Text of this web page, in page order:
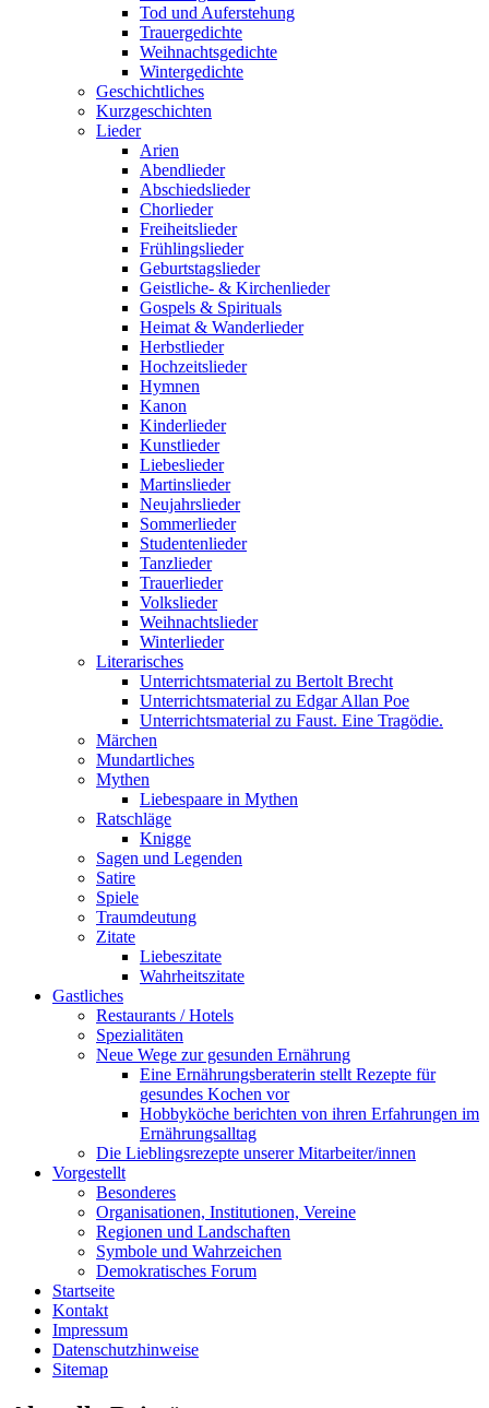
Tod und Auferstehung
Trauergedichte
Weihnachtsgedichte
Wintergedichte
Geschichtliches
Kurzgeschichten
Lieder
Arien
Abendlieder
Abschiedslieder
Chorlieder
Freiheitslieder
Frühlingslieder
Geburtstagslieder
Geistliche- & Kirchenlieder
Gospels & Spirituals
Heimat & Wanderlieder
Herbstlieder
Hochzeitslieder
Hymnen
Kanon
Kinderlieder
Kunstlieder
Liebeslieder
Martinslieder
Neujahrslieder
Sommerlieder
Studentenlieder
Tanzlieder
Trauerlieder
Volkslieder
Weihnachtslieder
Winterlieder
Literarisches
Unterrichtsmaterial zu Bertolt Brecht
Unterrichtsmaterial zu Edgar Allan Poe
Unterrichtsmaterial zu Faust. Eine Tragödie.
Märchen
Mundartliches
Mythen
Liebespaare in Mythen
Ratschläge
Knigge
Sagen und Legenden
Satire
Spiele
Traumdeutung
Zitate
Liebeszitate
Wahrheitszitate
Gastliches
Restaurants / Hotels
Spezialitäten
Neue Wege zur gesunden Ernährung
Eine Ernährungsberaterin stellt Rezepte für
gesundes Kochen vor
Hobbyköche berichten von ihren Erfahrungen im
Ernährungsalltag
Die Lieblingsrezepte unserer Mitarbeiter/innen
Vorgestellt
Besonderes
Organisationen, Institutionen, Vereine
Regionen und Landschaften
Symbole und Wahrzeichen
Demokratisches Forum
Startseite
Kontakt
Impressum
Datenschutzhinweise
Sitemap